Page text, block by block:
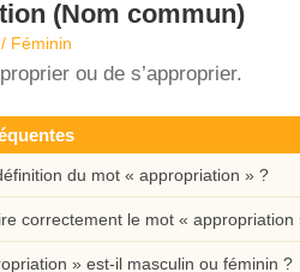
(Nom commun)
Féminin
ou de s’approprier.
du mot « appropriation » ?
correctement le mot « appropriation
» est-il masculin ou féminin ?